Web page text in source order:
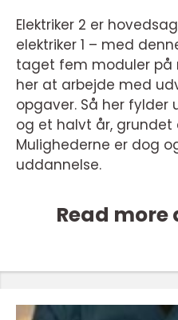
Elektriker 2 er
elektriker 1 – med
taget fem moduler
her at arbejde med
opgaver. Så her
og et halvt år,
Mulighederne er dog
uddannelse.
Read